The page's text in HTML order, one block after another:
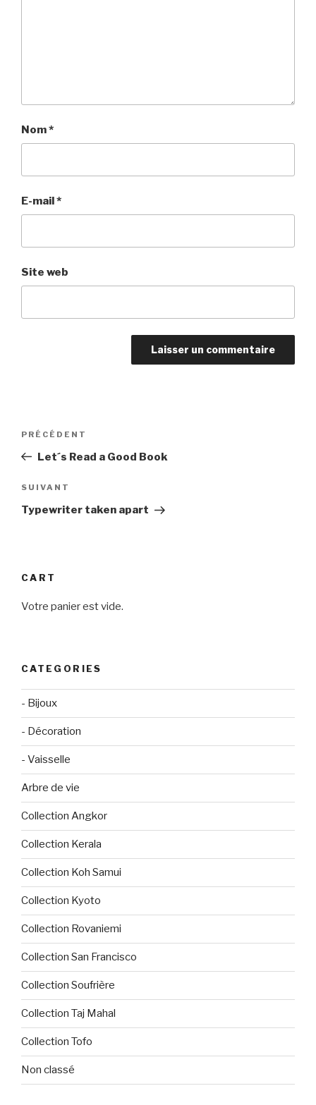
Nom*
E-mail*
Site web
Navigation
l’article
Article
précédent
PRÉCÉDENT
Let´s Read a Good Book
Article
suivant
SUIVANT
Typewriter taken apart
CART
Votre panier est vide.
CATEGORIES
- Bijoux
- Décoration
- Vaisselle
Arbre de vie
Collection Angkor
Collection Kerala
Collection Koh Samui
Collection Kyoto
Collection Rovaniemi
Collection San Francisco
Collection Soufrière
Collection Taj Mahal
Collection Tofo
Non classé